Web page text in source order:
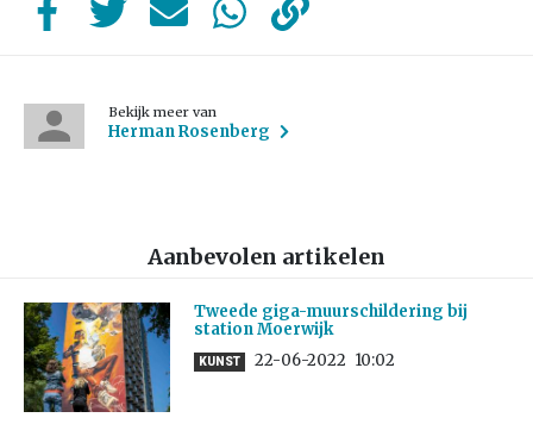
Bekijk meer van
Herman Rosenberg
Aanbevolen artikelen
Tweede giga-muurschildering bij
station Moerwijk
KUNST 22-06-2022 10:02